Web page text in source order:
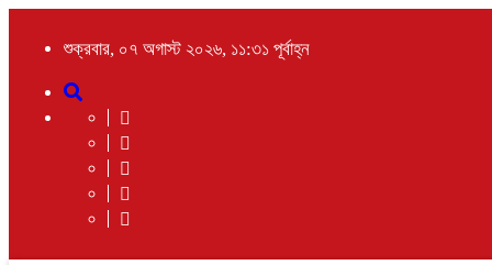
শুক্রবার, ০৭ অগাস্ট ২০২৬, ১১:৩১ পূর্বাহ্ন